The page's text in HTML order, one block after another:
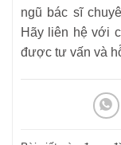
ngũ bác sĩ
Hãy liên hệ với
được tư vấn và